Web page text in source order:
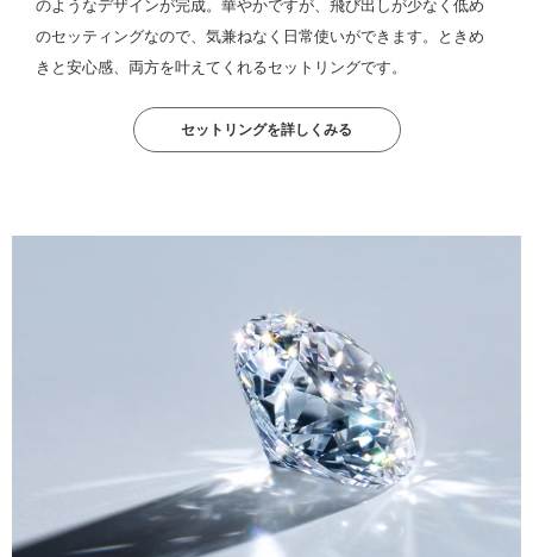
のようなデザインが完成。華やかですが、飛び出しが少なく低め
のセッティングなので、気兼ねなく日常使いができます。ときめ
きと安心感、両方を叶えてくれるセットリングです。
セットリングを詳しくみる